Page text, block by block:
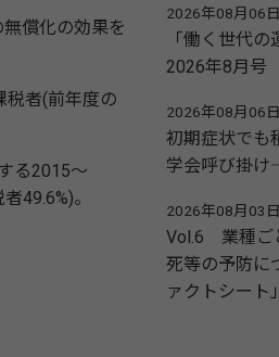
償化の効果を
者(前年度の
る2015～
49.6%)。
2026年08月06日
「働く世代
2026年8月号
2026年08月06日
初期症状でも
学会呼び掛
2026年08月03日
Vol.6 業種ご
死等の予防に
ァクトシート